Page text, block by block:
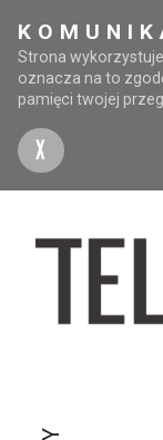
Strona
oznacza na to
pamięci twojej
X